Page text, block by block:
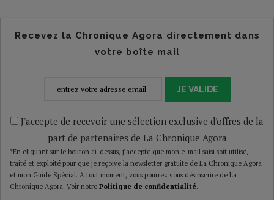
Recevez la Chronique Agora directement dans
votre boîte mail
JE VALIDE
J'accepte de recevoir une sélection exclusive d'offres de la
part de partenaires de La Chronique Agora
*En cliquant sur le bouton ci-dessus, j’accepte que mon e-mail saisi soit utilisé,
traité et exploité pour que je reçoive la newsletter gratuite de La Chronique Agora
et mon Guide Spécial. A tout moment, vous pourrez vous désinscrire de La
Chronique Agora. Voir notre Politique de confidentialité.